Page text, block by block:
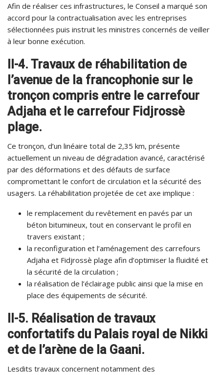
Afin de réaliser ces infrastructures, le Conseil a marqué son
accord pour la contractualisation avec les entreprises
sélectionnées puis instruit les ministres concernés de veiller
à leur bonne exécution.
II-4. Travaux de réhabilitation de
l’avenue de la francophonie sur le
tronçon compris entre le carrefour
Adjaha et le carrefour Fidjrossè
plage.
Ce tronçon, d’un linéaire total de 2,35 km, présente
actuellement un niveau de dégradation avancé, caractérisé
par des déformations et des défauts de surface
compromettant le confort de circulation et la sécurité des
usagers. La réhabilitation projetée de cet axe implique :
le remplacement du revêtement en pavés par un
béton bitumineux, tout en conservant le profil en
travers existant ;
la reconfiguration et l’aménagement des carrefours
Adjaha et Fidjrossè plage afin d’optimiser la fluidité et
la sécurité de la circulation ;
la réalisation de l’éclairage public ainsi que la mise en
place des équipements de sécurité.
II-5. Réalisation de travaux
confortatifs du Palais royal de Nikki
et de l’arène de la Gaani.
Lesdits travaux concernent notamment des